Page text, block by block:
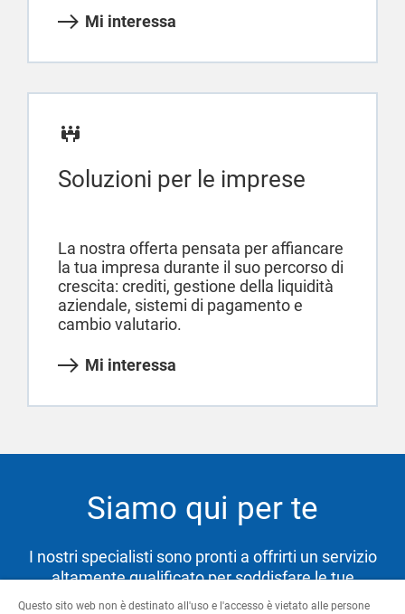
Mi interessa
Soluzioni per le imprese
La nostra offerta pensata per affiancare
la tua impresa durante il suo percorso di
crescita: crediti, gestione della liquidità
aziendale, sistemi di pagamento e
cambio valutario.
Mi interessa
Siamo qui per te
I nostri specialisti sono pronti a offrirti un servizio
altamente qualificato per soddisfare le tue
necessità e aiutarti a raggiungere i tuoi obiettivi.
Questo sito web non è destinato all'uso e l'accesso è vietato alle persone